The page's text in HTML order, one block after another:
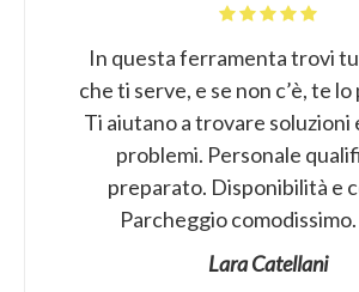
In questa ferramenta trovi
che ti serve, e se non c’è, te
Ti aiutano a trovare soluzioni
problemi. Personale
preparato. Disponibilità e
Parcheggio
Lara Catellani